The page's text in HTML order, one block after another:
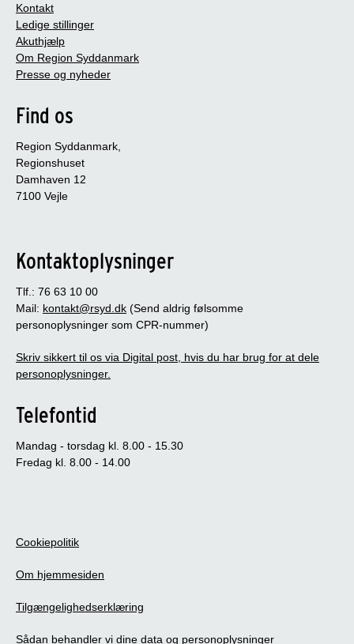
Kontakt
Ledige stillinger
Akuthjælp
Om Region Syddanmark
Presse og nyheder
Find os
Region Syddanmark,
Regionshuset
Damhaven 12
7100 Vejle
Kontaktoplysninger
Tlf.: 76 63 10 00
Mail: kontakt@rsyd.dk (Send aldrig følsomme
personoplysninger som CPR-nummer)
Skriv sikkert til os via Digital post, hvis du har brug for at dele
personoplysninger.
Telefontid
Mandag - torsdag kl. 8.00 - 15.30
Fredag kl. 8.00 - 14.00
Cookiepolitik
Om hjemmesiden
Tilgængelighedserklæring
Sådan behandler vi dine data og personoplysninger